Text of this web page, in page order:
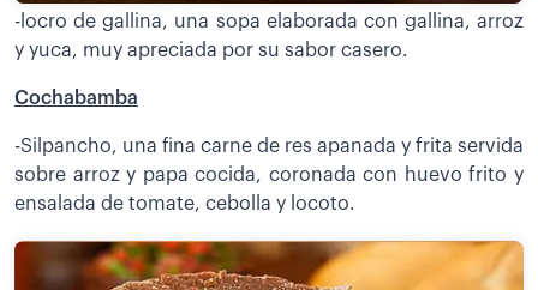
-locro de gallina, una sopa elaborada con gallina, arroz
y yuca, muy apreciada por su sabor casero.
Cochabamba
-Silpancho, una fina carne de res apanada y frita servida
sobre arroz y papa cocida, coronada con huevo frito y
ensalada de tomate, cebolla y locoto.